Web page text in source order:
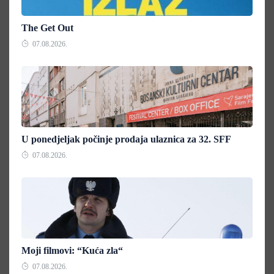
The Get Out
07.08.2026.
U ponedjeljak počinje prodaja ulaznica za 32. SFF
07.08.2026.
Moji filmovi: “Kuća zla“
07.08.2026.